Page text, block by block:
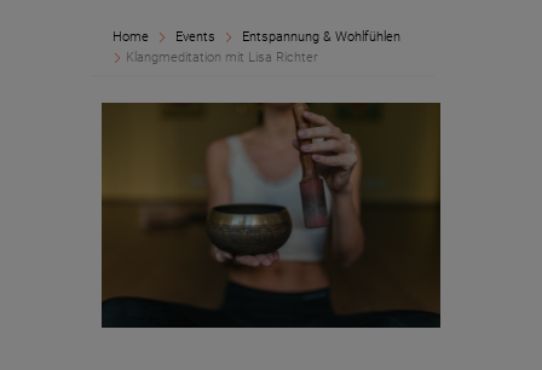
Home Events
Entspannung & Wohlfühlen
Klangmeditation mit Lisa Richter